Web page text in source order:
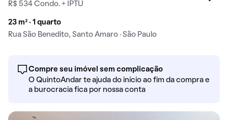
R$ 534 Condo. + IPTU
23 m² · 1 quarto
Rua São Benedito, Santo Amaro · São Paulo
Compre seu imóvel sem complicação
O QuintoAndar te ajuda do início ao fim da compra e
a burocracia fica por nossa conta